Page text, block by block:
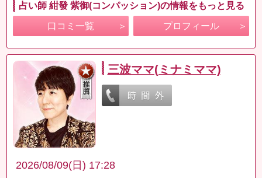
占い師 紺發 紫御(コンパッション)の情報をもっと見る
口コミ一覧 プロフィール
三波ママ(ミナミママ)
2026/08/09(日) 17:28